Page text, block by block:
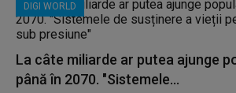
DIGI WORLD
La câte miliarde ar putea ajunge
până în 2070. "Sistemele...